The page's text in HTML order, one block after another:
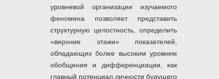
уровневой организации изучаемого
феномена позволяет представить
структурную целостность, определить
«верхние этажи» показателей,
обладающих более высоким уровнем
обобщения и дифференциации, как
главный потенциал личности будущего